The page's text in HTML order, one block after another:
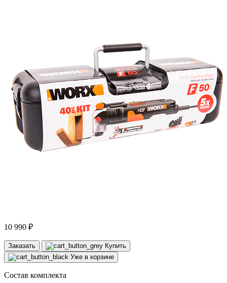
10 990 ₽
Заказать
Купить
Уже в корзине
Состав комплекта